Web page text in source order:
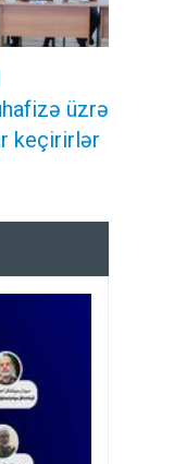
üzrə
keçirirlər